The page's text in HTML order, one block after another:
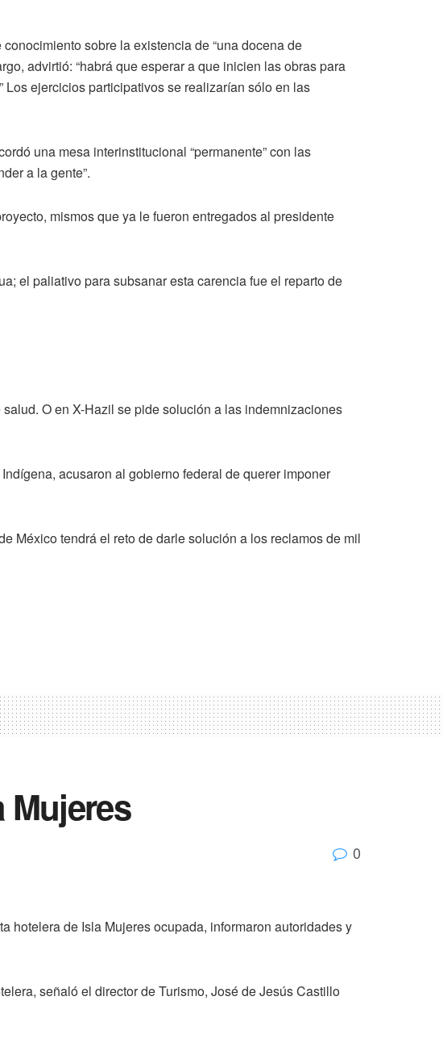
sobre la existencia de “una docena de
advirtió: “habrá que esperar a que inicien las obras para
ejercicios participativos se realizarían sólo en las
una mesa interinstitucional “permanente” con las
a la gente”.
mismos que ya le fueron entregados al presidente
el paliativo para subsanar esta carencia fue el reparto de
O en X-Hazil se pide solución a las indemnizaciones
acusaron al gobierno federal de querer imponer
México tendrá el reto de darle solución a los reclamos de mil
0
hotelera de Isla Mujeres ocupada, informaron autoridades y
señaló el director de Turismo, José de Jesús Castillo